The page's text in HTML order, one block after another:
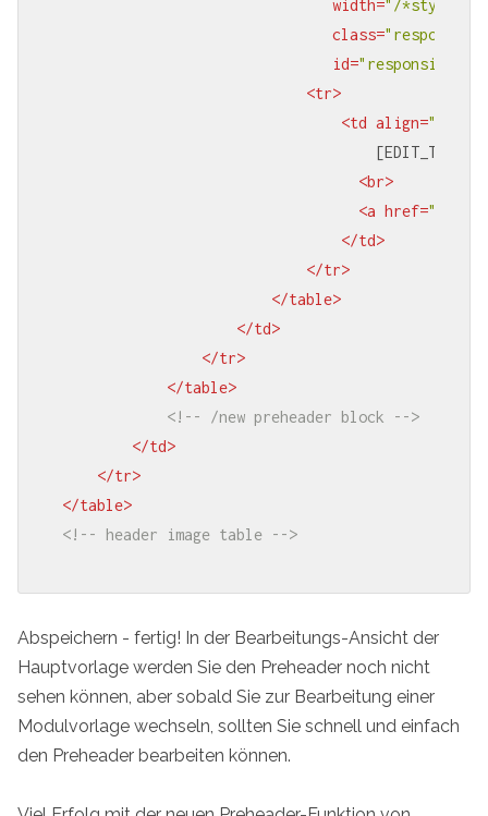
width="/
class=
id=
<tr>
<td align="right"
[EDIT_TEXT
<br>
<a href=
</td>
</tr>
</table>
</td>
</tr>
</table>
<!-- /new preheader block -->
</td>
</tr>
</table>
<!-- header image table -->
Abspeichern - fertig! In der Bearbeitungs-Ansicht der
Hauptvorlage werden Sie den Preheader noch nicht
sehen können, aber sobald Sie zur Bearbeitung einer
Modulvorlage wechseln, sollten Sie schnell und einfach
den Preheader bearbeiten können.